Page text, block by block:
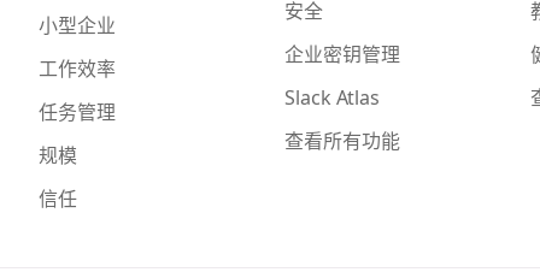
小型企业
工作效率
任务管理
规模
信任
安全
企业密钥管理
Slack Atlas
查看所有功能